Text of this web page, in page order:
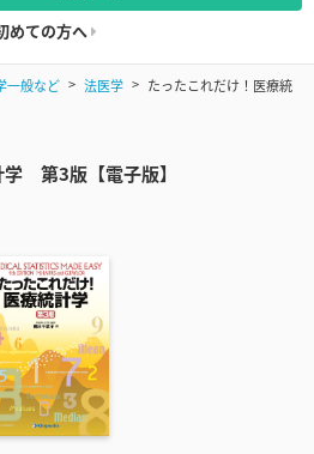
めての方へ
一般など 法医学
たったこれだけ！医療統
第3版【電子版】